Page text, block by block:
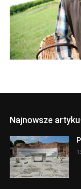
Najnowsze